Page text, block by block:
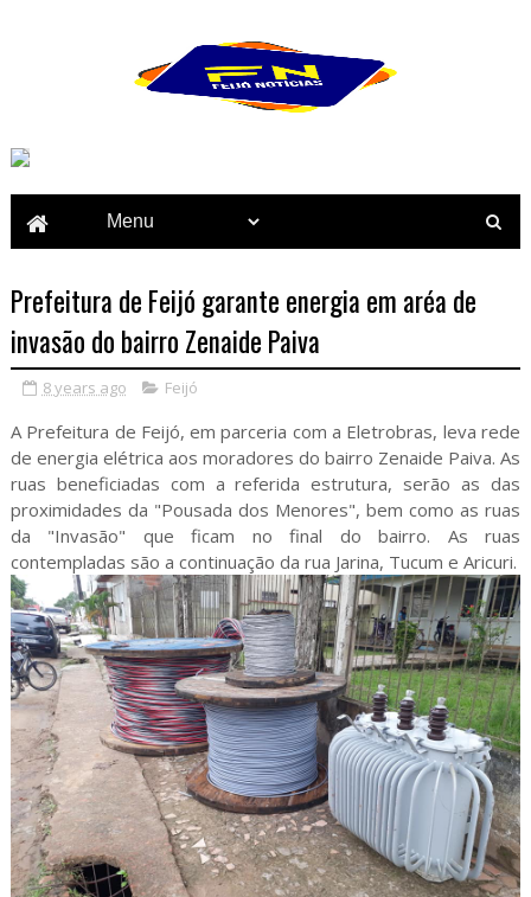
Prefeitura de Feijó garante energia em aréa de
invasão do bairro Zenaide Paiva
8 years ago Feijó
A Prefeitura de Feijó, em parceria com a Eletrobras, leva rede
de energia elétrica aos moradores do bairro Zenaide Paiva. As
ruas beneficiadas com a referida estrutura, serão as das
proximidades da "Pousada dos Menores", bem como as ruas
da "Invasão" que ficam no final do bairro. As ruas
contempladas são a continuação da rua Jarina, Tucum e Aricuri.